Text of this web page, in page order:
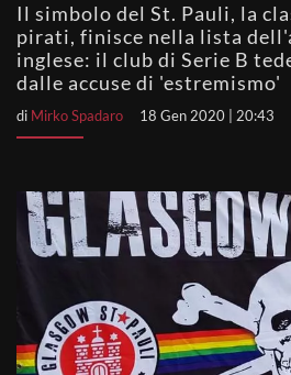
Il simbolo del St. Pauli, la
pirati, finisce nella lista
inglese: il club di Serie B
dalle accuse di 'estremismo'
di Mirko Spadaro 18 Gen 2020 | 20:43